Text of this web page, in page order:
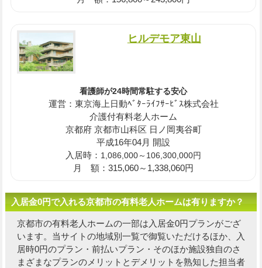
ヒルデモア東山
看護師が24時間常駐する安心
運営：東京海上日動ﾍﾞﾀｰﾗｲﾌｻｰﾋﾞｽ株式会社
介護付有料老人ホーム
京都府 京都市山科区 日ノ岡夷谷町
平成16年04月 開設
入居時： 1,086,000～106,300,000円
月 額：315,060～1,338,060円
入居金0円で入れる京都市の有料老人ホームは有りますか？
京都市の有料老人ホームの一部は入居金0円プランがござ
います。当サイトの地域別一覧で御覧いただけるほか、入
居時0円のプラン・前払いプラン・そのほか施設独自のさ
まざまなプランのメリットとデメリットを熟知した担当者